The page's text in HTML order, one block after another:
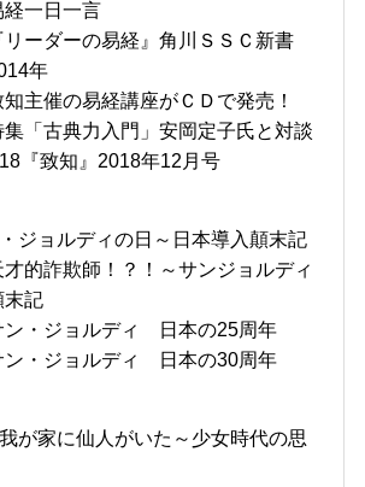
経一日一言
リーダーの易経』角川ＳＳＣ新書
年
知主催の易経講座がＣＤで発売！
集「古典力入門」安岡定子氏と対談
『致知』2018年12月号
ジョルディの日～日本導入顛末記
才的詐欺師！？！～サンジョルディ
末記
ン・ジョルディ 日本の25周年
ン・ジョルディ 日本の30周年
が家に仙人がいた～少女時代の思